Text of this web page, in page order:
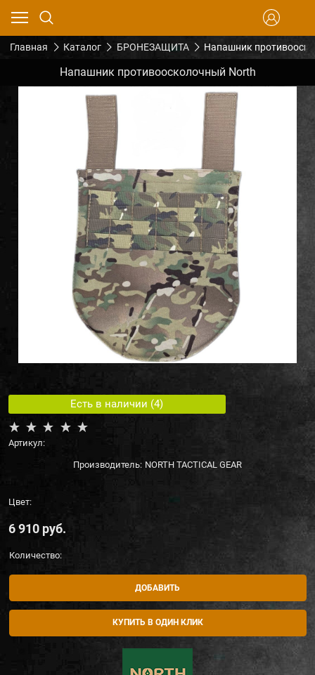
Главная Каталог БРОНЕЗАЩИТА Напашник
Напашник противоосколочный North
Есть в наличии (4)
Артикул:
Производитель: NORTH TACTICAL GEAR
Цвет:
6 910 руб.
Количество:
ДОБАВИТЬ
КУПИТЬ В ОДИН КЛИК